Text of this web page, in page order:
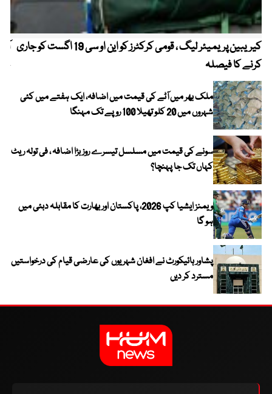
کیریبین پریمیئر لیگ ، قومی کرکٹرز کو این او سی 19 اگست کو جاری
کرنے کا فیصلہ
ملک بھر میں آٹے کی قیمت میں اضافہ، ایک ہفتے میں کئی
شہروں میں 20 کلو تھیلا 100 روپے تک مہنگا
سونے کی قیمت میں مسلسل تیسرے روز بڑا اضافہ ، فی تولہ ریٹ
کہاں تک جا پہنچا؟
ویمنز ایشیا کپ 2026، پاکستان اور بھارت کا مقابلہ دبئی میں
ہو گا
پشاور ہائیکورٹ نے افغان شہریوں کی عارضی قیام کی درخواستیں
مسترد کر دیں